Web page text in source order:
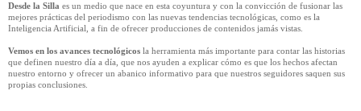
Desde la Silla es un medio que nace en esta coyuntura y con la convicción de fusionar las
mejores prácticas del periodismo con las nuevas tendencias tecnológicas, como es la
Inteligencia Artificial, a fin de ofrecer producciones de contenidos jamás vistas.
Vemos en los avances tecnológicos la herramienta más importante para contar las historias
que definen nuestro día a día, que nos ayuden a explicar cómo es que los hechos afectan
nuestro entorno y ofrecer un abanico informativo para que nuestros seguidores saquen sus
propias conclusiones.